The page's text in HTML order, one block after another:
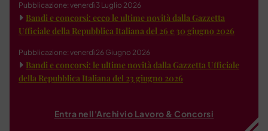
Pubblicazione: venerdì 3 Luglio 2026
Bandi e concorsi: ecco le ultime novità dalla Gazzetta
Ufficiale della Repubblica Italiana del 26 e 30 giugno 2026
Pubblicazione: venerdì 26 Giugno 2026
Bandi e concorsi: le ultime novità dalla Gazzetta Ufficiale
della Repubblica Italiana del 23 giugno 2026
Entra nell'Archivio Lavoro & Concorsi